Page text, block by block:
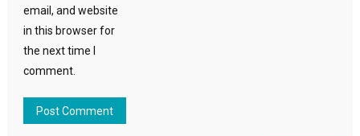
email, and website
in this browser for
the next time I
comment.